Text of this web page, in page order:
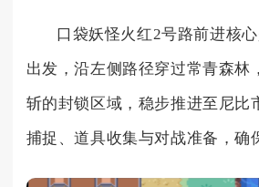
口袋妖怪火红2号路前进核
出发，沿左侧路径穿过常青森林
斩的封锁区域，稳步推进至尼比
捕捉、道具收集与对战准备，确